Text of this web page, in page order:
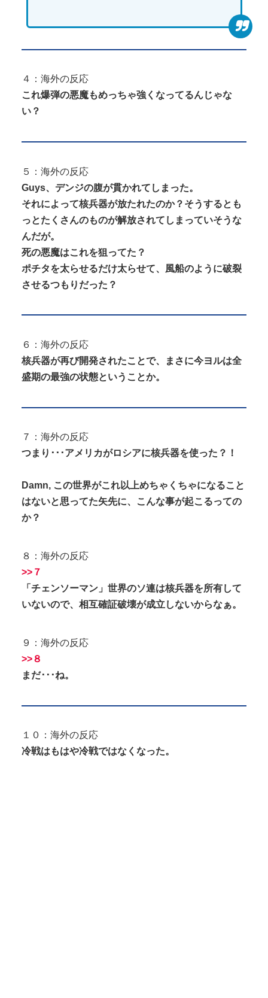
４：海外の反応
これ爆弾の悪魔もめっちゃ強くなってるんじゃな
い？
５：海外の反応
Guys、デンジの腹が貫かれてしまった。
それによって核兵器が放たれたのか？そうするとも
っとたくさんのものが解放されてしまっていそうな
んだが。
死の悪魔はこれを狙ってた？
ポチタを太らせるだけ太らせて、風船のように破裂
させるつもりだった？
６：海外の反応
核兵器が再び開発されたことで、まさに今ヨルは全
盛期の最強の状態ということか。
７：海外の反応
つまり･･･アメリカがロシアに核兵器を使った？！
Damn, この世界がこれ以上めちゃくちゃになること
はないと思ってた矢先に、こんな事が起こるっての
か？
８：海外の反応
>>７
「チェンソーマン」世界のソ連は核兵器を所有して
いないので、相互確証破壊が成立しないからなぁ。
９：海外の反応
>>８
まだ･･･ね。
１０：海外の反応
冷戦はもはや冷戦ではなくなった。